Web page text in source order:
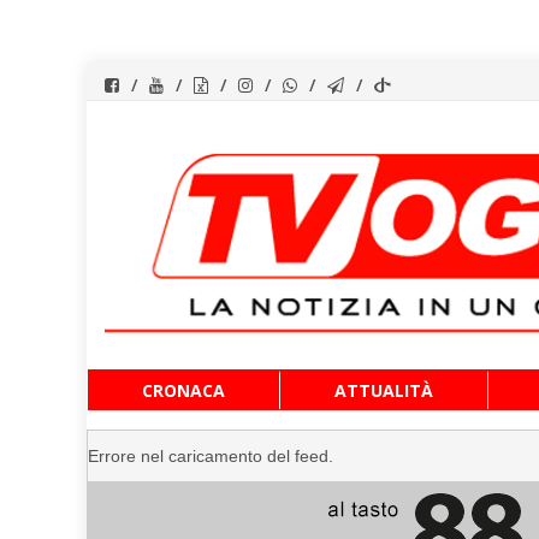
al
contenuto
CRONACA ATTUALITÀ
Errore nel caricamento del feed.